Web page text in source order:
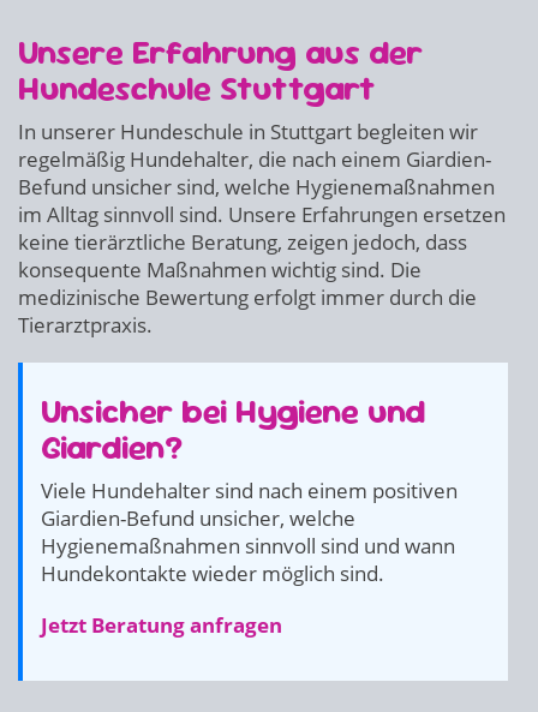
Unsere Erfahrung aus der
Hundeschule Stuttgart
In unserer Hundeschule in Stuttgart begleiten wir
regelmäßig Hundehalter, die nach einem Giardien-
Befund unsicher sind, welche Hygienemaßnahmen
im Alltag sinnvoll sind. Unsere Erfahrungen ersetzen
keine tierärztliche Beratung, zeigen jedoch, dass
konsequente Maßnahmen wichtig sind. Die
medizinische Bewertung erfolgt immer durch die
Tierarztpraxis.
Unsicher bei Hygiene und
Giardien?
Viele Hundehalter sind nach einem positiven
Giardien-Befund unsicher, welche
Hygienemaßnahmen sinnvoll sind und wann
Hundekontakte wieder möglich sind.
Jetzt Beratung anfragen